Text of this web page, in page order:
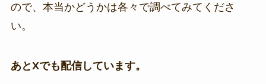
ので、本当かどうかは各々で調べてみてくださ
い。
あとXでも配信しています。